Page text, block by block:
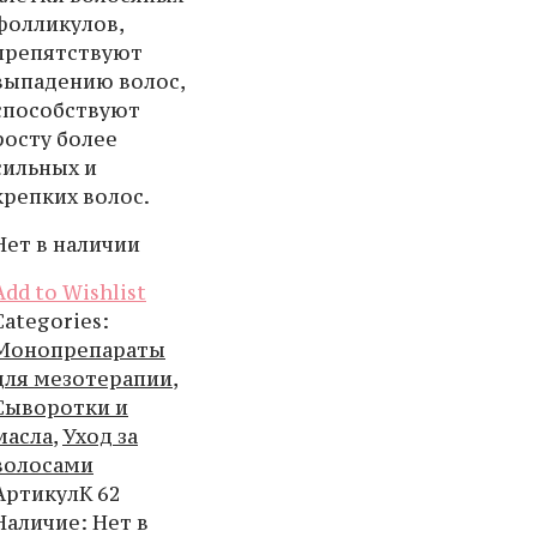
волос,
более
и
волос.
в наличии
to Wishlist
мезотерапии,
и
,Уход за
К 62
: Нет в